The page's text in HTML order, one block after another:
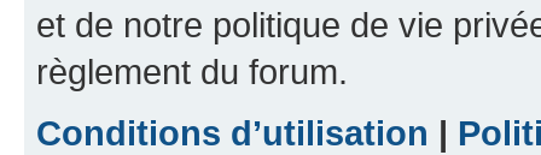
et de notre politique de vie
règlement du forum.
Conditions d’utilisation |